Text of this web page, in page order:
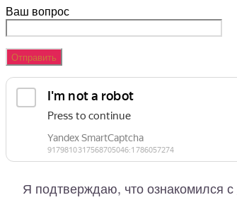
Ваш вопрос
Я подтверждаю, что ознакомился с